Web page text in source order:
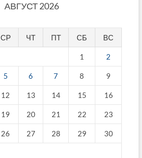
АВГУСТ 2026
СР ЧТ ПТ СБ ВС
1 2
5 6 7 8 9
12 13 14 15 16
19 20 21 22 23
26 27 28 29 30